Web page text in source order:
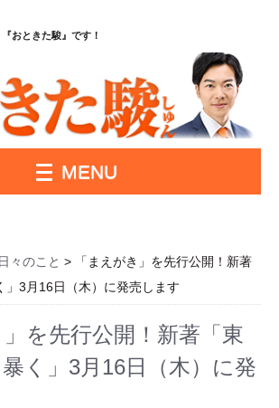
おときた駿』です！
MENU
日々のこと > 「まえがき」を先行公開！新著
」3月16日（木）に発売します
」を先行公開！新著「東
く」3月16日（木）に発